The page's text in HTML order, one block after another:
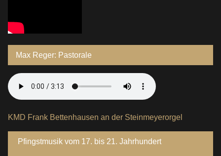
Max Reger: Pastorale
KMD Frank Bettenhausen an der Steinmeyerorgel
Pfingstmusik vom 17. bis 21. Jahrhundert